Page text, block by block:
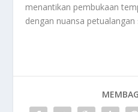
menantikan pembukaan
dengan nuansa petualangan